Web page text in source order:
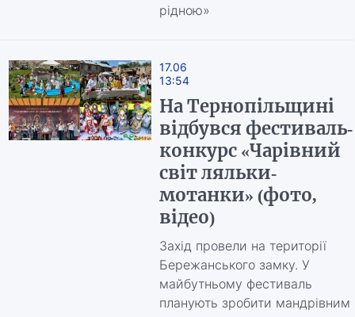
рідною»
17.06
13:54
На Тернопільщині
відбувся фестиваль-
конкурс «Чарівний
світ ляльки-
мотанки» (фото,
відео)
Захід провели на території
Бережанського замку. У
майбутньому фестиваль
планують зробити мандрівним